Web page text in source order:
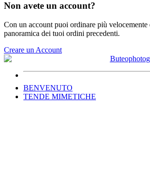
Non avete un account?
Con un account puoi ordinare più velocemente
panoramica dei tuoi ordini precedenti.
Creare un Account
BENVENUTO
TENDE MIMETICHE